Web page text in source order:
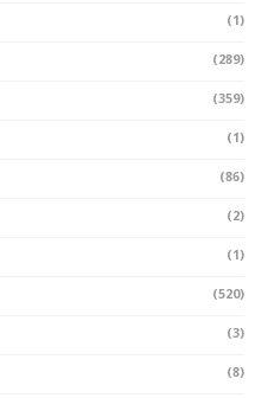
(1)
(289)
(359)
(1)
(86)
(2)
(1)
(520)
(3)
(8)